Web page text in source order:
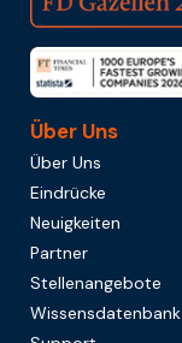
Über Uns
Über Uns
Eindrücke
Neuigkeiten
Partner
Stellenangebote
Wissensdatenbank